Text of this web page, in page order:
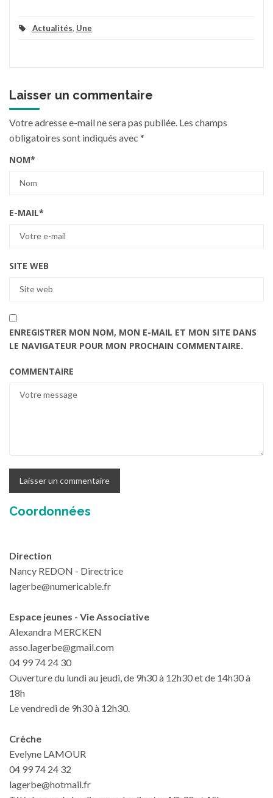
Actualités, Une
Laisser un commentaire
Votre adresse e-mail ne sera pas publiée. Les champs
obligatoires sont indiqués avec *
NOM*
E-MAIL*
SITE WEB
ENREGISTRER MON NOM, MON E-MAIL ET MON SITE DANS
LE NAVIGATEUR POUR MON PROCHAIN COMMENTAIRE.
COMMENTAIRE
Coordonnées
Direction
Nancy REDON - Directrice
lagerbe@numericable.fr
Espace jeunes - Vie Associative
Alexandra MERCKEN
asso.lagerbe@gmail.com
04 99 74 24 30
Ouverture du lundi au jeudi, de 9h30 à 12h30 et de 14h30 à
18h
Le vendredi de 9h30 à 12h30.
Crèche
Evelyne LAMOUR
04 99 74 24 32
lagerbe@hotmail.fr